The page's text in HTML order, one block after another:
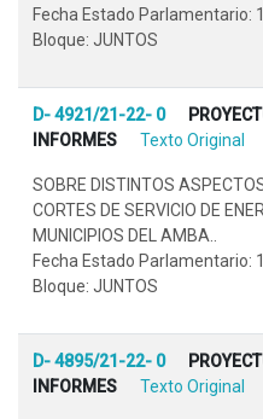
Fecha Estado Parlamentario:
Bloque: JUNTOS
D- 4921/21-22- 0
INFORMES
Texto Original
SOBRE DISTINTOS
CORTES DE SERVICIO DE
MUNICIPIOS DEL AMBA..
Fecha Estado Parlamentario:
Bloque: JUNTOS
D- 4895/21-22- 0
INFORMES
Texto Original